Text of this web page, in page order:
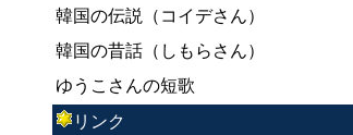
韓国の伝説（コイデさん）
韓国の昔話（しもらさん）
ゆうこさんの短歌
リンク